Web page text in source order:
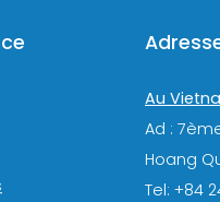
Au
Ad :
Hoang
Tel: +84